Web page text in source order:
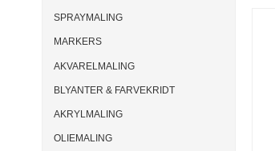
SPRAYMALING
MARKERS
AKVARELMALING
BLYANTER & FARVEKRIDT
AKRYLMALING
OLIEMALING